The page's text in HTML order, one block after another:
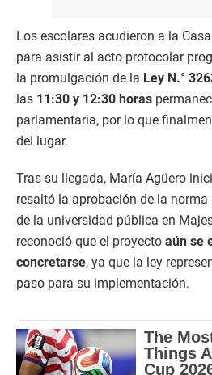
Los escolares acudieron a la
para asistir al acto protocolar
la promulgación de la Ley N.°
las 11:30 y 12:30 horas
parlamentaria, por lo que
del lugar.
Tras su llegada, María Agüero
resaltó la aprobación de la
de la universidad pública en
reconoció que el proyecto aún se
concretarse, ya que la ley
paso para su implementación.